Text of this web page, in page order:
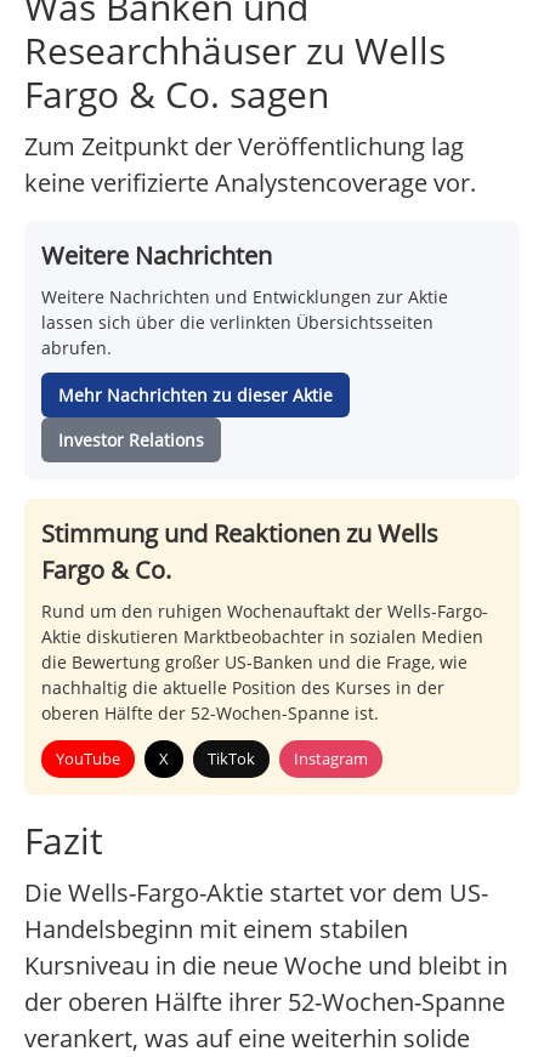
Researchhäuser zu Wells
Fargo & Co. sagen
Zum Zeitpunkt der Veröffentlichung lag
keine verifizierte Analystencoverage vor.
Weitere Nachrichten
Weitere Nachrichten und Entwicklungen zur Aktie
lassen sich über die verlinkten Übersichtsseiten
abrufen.
Mehr Nachrichten zu dieser Aktie
Investor Relations
Stimmung und Reaktionen zu Wells
Fargo & Co.
Rund um den ruhigen Wochenauftakt der Wells-Fargo-
Aktie diskutieren Marktbeobachter in sozialen Medien
die Bewertung großer US-Banken und die Frage, wie
nachhaltig die aktuelle Position des Kurses in der
oberen Hälfte der 52-Wochen-Spanne ist.
YouTube X TikTok Instagram
Fazit
Die Wells-Fargo-Aktie startet vor dem US-
Handelsbeginn mit einem stabilen
Kursniveau in die neue Woche und bleibt in
der oberen Hälfte ihrer 52-Wochen-Spanne
verankert, was auf eine weiterhin solide